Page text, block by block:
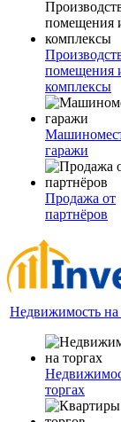
помещения
комплексы
гаражи
Продажа от
партнёров
Недвижимость на
торгах